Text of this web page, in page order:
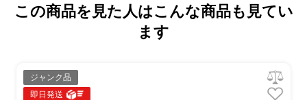
この商品を見た人はこんな商品も見てい
ます
ジャンク品
即日発送